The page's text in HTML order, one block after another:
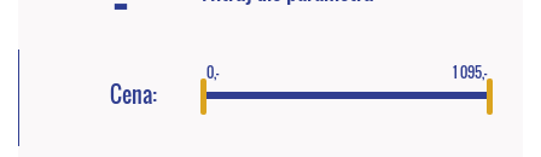
Cena:
0,- 1 095,-